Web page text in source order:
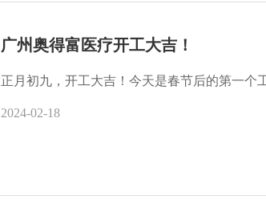
广州奥得富医疗开工大吉！
正月初九，开工大吉！今天是春节后的第一个
2024-02-18